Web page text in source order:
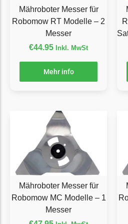
LandXcape Messer
Begrenzungsdraht
Begrenzungsdraht
Begrenzungsdraht
LUX-Tools
LUX-Tools Messer
Begrenzungsdraht
Mammotion
Mammotion Messer
Mähroboter Messer für
Robomow RT Modelle – 2
Messer
€44.95 Inkl. MwSt
Mehr info
Mähroboter Messer für
Robomow MC Modelle – 1
Messer